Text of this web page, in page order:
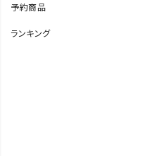
予約商品
ランキング